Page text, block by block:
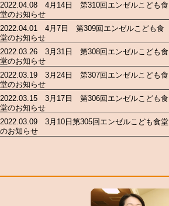
2022.04.08 4月14日 第310回エンゼルこども食
堂のお知らせ
2022.04.01 4月7日 第309回エンゼルこども食
堂のお知らせ
2022.03.26 3月31日 第308回エンゼルこども食
堂のお知らせ
2022.03.19 3月24日 第307回エンゼルこども食
堂のお知らせ
2022.03.15 3月17日 第306回エンゼルこども食
堂のお知らせ
2022.03.09 3月10日第305回エンゼルこども食堂
のお知らせ